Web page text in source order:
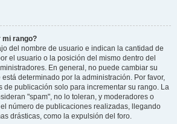
mi rango?
del nombre de usuario e indican la cantidad de
el usuario o la posición del mismo dentro del
En general, no puede cambiar su
determinado por la administración. Por favor,
de publicación solo para incrementar su rango. La
"spam", no lo toleran, y moderadores o
número de publicaciones realizadas, llegando
drásticas, como la expulsión del foro.